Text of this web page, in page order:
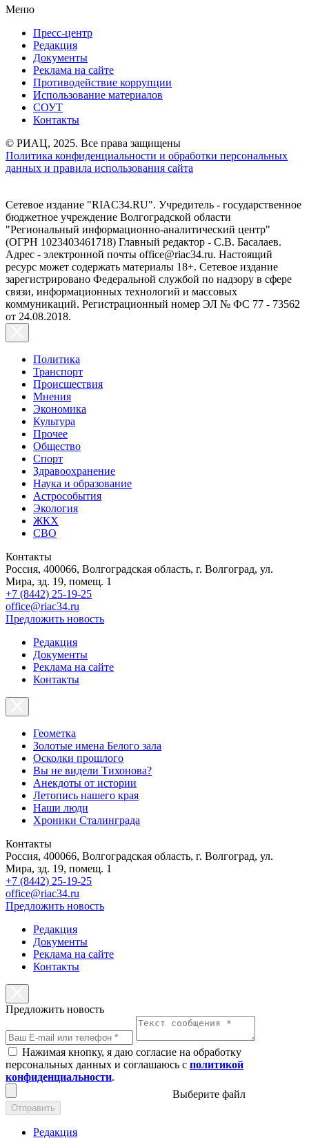
Меню
Пресс-центр
Редакция
Документы
Реклама на сайте
Противодействие коррупции
Использование материалов
СОУТ
Контакты
© РИАЦ, 2025. Все права защищены
Политика конфиденциальности и обработки персональных
данных и правила использования сайта
Сетевое издание "RIAC34.RU". Учредитель - государственное
бюджетное учреждение Волгоградской области
"Региональный информационно-аналитический центр"
(ОГРН 1023403461718) Главный редактор - С.В. Басалаев.
Адрес - электронной почты office@riac34.ru. Настоящий
ресурс может содержать материалы 18+. Сетевое издание
зарегистрировано Федеральной службой по надзору в сфере
связи, информационных технологий и массовых
коммуникаций. Регистрационный номер ЭЛ № ФС 77 - 73562
от 24.08.2018.
Политика
Транспорт
Происшествия
Мнения
Экономика
Культура
Прочее
Общество
Спорт
Здравоохранение
Наука и образование
Астрособытия
Экология
ЖКХ
СВО
Контакты
Россия, 400066, Волгоградская область, г. Волгоград, ул.
Мира, зд. 19, помещ. 1
+7 (8442) 25-19-25
office@riac34.ru
Предложить новость
Редакция
Документы
Реклама на сайте
Контакты
Геометка
Золотые имена Белого зала
Осколки прошлого
Вы не видели Тихонова?
Анекдоты от истории
Летопись нашего края
Наши люди
Хроники Сталинграда
Контакты
Россия, 400066, Волгоградская область, г. Волгоград, ул.
Мира, зд. 19, помещ. 1
+7 (8442) 25-19-25
office@riac34.ru
Предложить новость
Редакция
Документы
Реклама на сайте
Контакты
Предложить новость
Нажимая кнопку, я даю согласие на обработку
персональных данных и соглашаюсь с политикой
конфиденциальности.
Выберите файл
Отправить
Редакция